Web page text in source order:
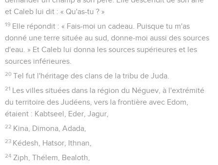
et Caleb lui dit : « Qu'as-tu ? »
19 Elle répondit : « Fais-moi un cadeau. Puisque tu m'as
donné une terre située au sud, donne-moi aussi des sources
d'eau. » Et Caleb lui donna les sources supérieures et les
sources inférieures.
20 Tel fut l'héritage des clans de la tribu de Juda.
21 Les villes situées dans la région du Néguev, à l'extrémité
du territoire des Judéens, vers la frontière avec Edom,
étaient : Kabtseel, Eder, Jagur,
22 Kina, Dimona, Adada,
23 Kédesh, Hatsor, Ithnan,
24 Ziph, Thélem, Bealoth,